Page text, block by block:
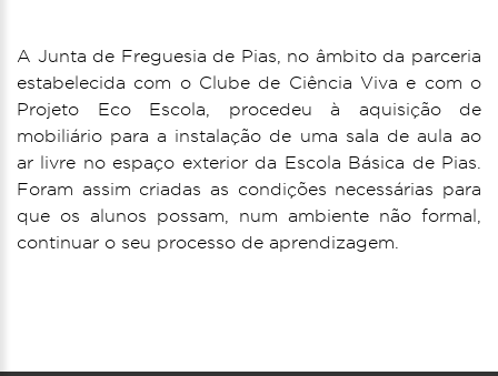
A Junta de Freguesia de Pias, no âmbito da parceria
estabelecida com o Clube de Ciência Viva e com o
Projeto Eco Escola, procedeu à aquisição de
mobiliário para a instalação de uma sala de aula ao
ar livre no espaço exterior da Escola Básica de Pias.
Foram assim criadas as condições necessárias para
que os alunos possam, num ambiente não formal,
continuar o seu processo de aprendizagem.